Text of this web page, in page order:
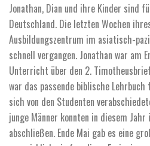
Jonathan, Dian und ihre Kinder sind
Deutschland. Die letzten Wochen
Ausbildungszentrum im asiatisch-
schnell vergangen. Jonathan war am
Unterricht über den 2.
war das passende biblische
sich von den Studenten
junge Männer konnten in diesem
abschließen. Ende Mai gab es eine